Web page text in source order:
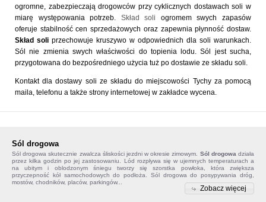
ogromne, zabezpieczają drogowców przy cyklicznych dostawach soli w
miarę występowania potrzeb. Skład soli ogromem swych zapasów
oferuje stabilność cen sprzedażowych oraz zapewnia płynność dostaw.
Skład soli przechowuje kruszywo w odpowiednich dla soli warunkach.
Sól nie zmienia swych właściwości do topienia lodu. Sól jest sucha,
przygotowana do bezpośredniego użycia tuż po dostawie ze składu soli.
Kontakt dla dostawy soli ze składu do miejscowości Tychy za pomocą
maila, telefonu a także strony internetowej w zakładce wycena.
Sól drogowa
Sól drogowa skutecznie zwalcza śliskości jezdni w okresie zimowym. Sól drogowa działa
przez kilka godzin po jej zastosowaniu. Lód rozpływa się w ujemnych temperaturach a
na ubitym i oblodzonym śniegu tworzy się szorstka powłoka, która zwiększa
przyczepność kół samochodowych do podłoża. Sól drogowa do posypywania dróg,
mostów, chodników, placów, parkingów...
Zobacz więcej